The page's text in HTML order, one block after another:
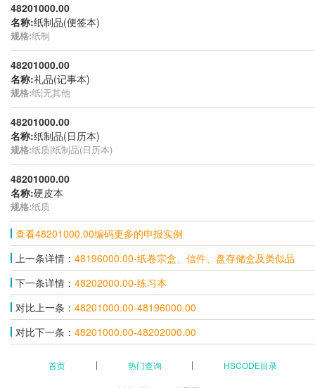
48201000.00
名称:纸制品(便签本)
规格:纸制
48201000.00
名称:礼品(记事本)
规格:纸|无其他
48201000.00
名称:纸制品(日历本)
规格:纸质|纸制品(日历本)
48201000.00
名称:硬皮本
规格:纸质
查看48201000.00编码更多的申报实例
上一条详情： 48196000.00-纸卷宗盒、信件、盘存储盒及类似品
下一条详情： 48202000.00-练习本
对比上一条： 48201000.00-48196000.00
对比下一条： 48201000.00-48202000.00
首页 热门查询 HSCODE目录